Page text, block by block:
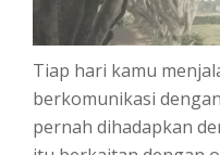
Tiap hari kamu
berkomunikasi
pernah dihadapkan